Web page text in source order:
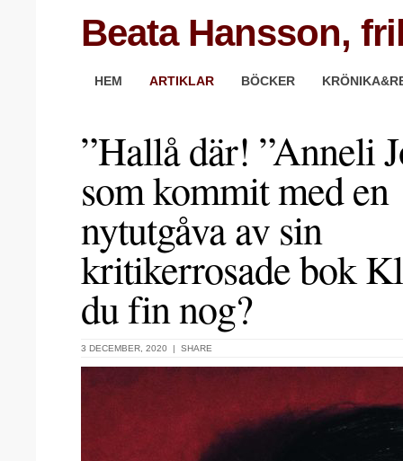
Beata Hansson,
HEM ARTIKLAR BÖCKER
”Hallå där! ”Anneli
som kommit med en
nytutgåva av sin
kritikerrosade bok
du fin nog?
3 DECEMBER, 2020 | SHARE